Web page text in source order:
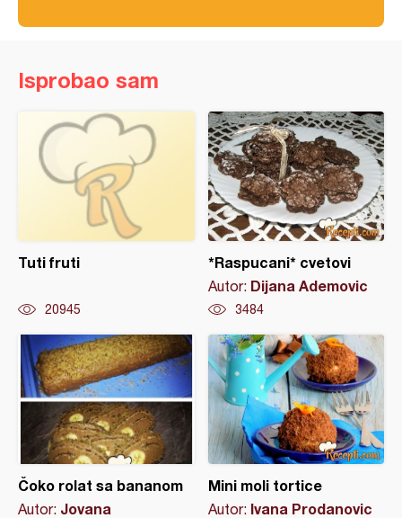
Isprobao sam
Tuti fruti
20945
*Raspucani* cvetovi
Autor: Dijana Ademovic
3484
Čoko rolat sa bananom
Autor: Jovana
Mini moli tortice
Autor: Ivana Prodanovic